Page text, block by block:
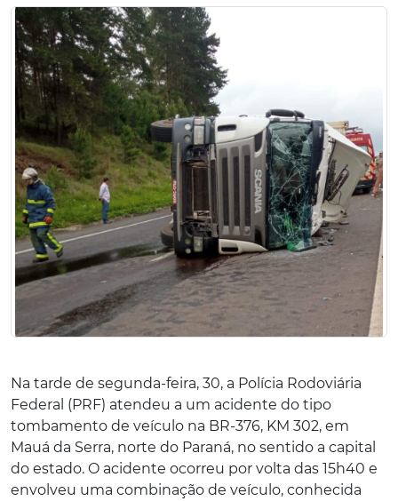
Na tarde de segunda-feira, 30, a Polícia Rodoviária
Federal (PRF) atendeu a um acidente do tipo
tombamento de veículo na BR-376, KM 302, em
Mauá da Serra, norte do Paraná, no sentido a capital
do estado. O acidente ocorreu por volta das 15h40 e
envolveu uma combinação de veículo, conhecida